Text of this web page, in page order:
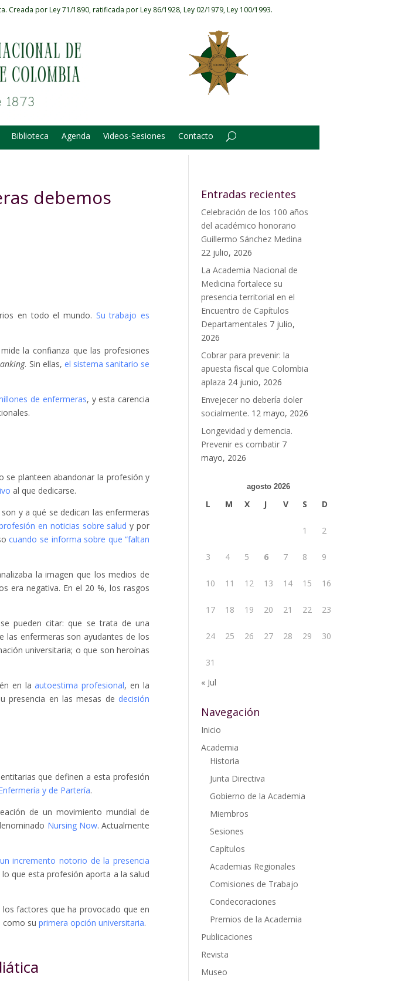
Creada por Ley 71/1890, ratificada por Ley 86/1928, Ley 02/1979, Ley 100/1993.
Biblioteca Agenda Videos-Sesiones Contacto
debemos
en todo el mundo. Su trabajo es
la confianza que las profesiones
. Sin ellas, el sistema sanitario se
de enfermeras, y esta carencia
se planteen abandonar la profesión y
al que dedicarse.
y a qué se dedican las enfermeras
en noticias sobre salud y por
cuando se informa sobre que “faltan
la imagen que los medios de
era negativa. En el 20 %, los rasgos
pueden citar: que se trata de una
las enfermeras son ayudantes de los
universitaria; o que son heroínas
en laautoestima profesional, en la
presencia en las mesas de decisión
que definen a esta profesión
y de Partería.
de un movimiento mundial de
Nursing Now. Actualmente
un incremento notorio de la presencia
que esta profesión aporta a la salud
factores que ha provocado que en
como su primera opción universitaria.
Entradas recientes
Celebración de los 100 años
del académico honorario
Guillermo Sánchez Medina
22 julio, 2026
La Academia Nacional de
Medicina fortalece su
presencia territorial en el
Encuentro de Capítulos
Departamentales 7 julio,
2026
Cobrar para prevenir: la
apuesta fiscal que Colombia
aplaza 24 junio, 2026
Envejecer no debería doler
socialmente. 12 mayo, 2026
Longevidad y demencia.
Prevenir es combatir 7
mayo, 2026
agosto 2026
L M X J V S D
1 2
3 4 5 6 7 8 9
10 11 12 13 14 15 16
17 18 19 20 21 22 23
24 25 26 27 28 29 30
31
« Jul
Navegación
Inicio
Academia
Historia
Junta Directiva
Gobierno de la Academia
Miembros
Sesiones
Capítulos
Academias Regionales
Comisiones de Trabajo
Condecoraciones
Premios de la Academia
Publicaciones
Revista
Museo